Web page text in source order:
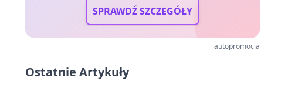
SPRAWDŹ SZCZEGÓŁY
autopromocja
Ostatnie Artykuły